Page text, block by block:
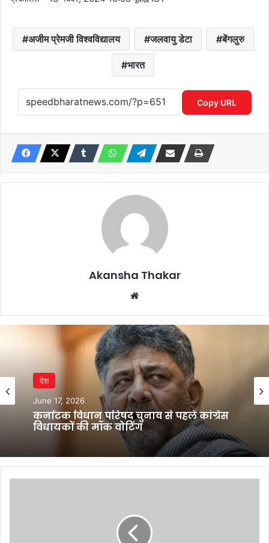
अजीम प्रेमजी विश्वविद्यालय जलवायु डेटा बेंगलुरु
भारत
Copy URL
Akansha Thakar
देश
June 17, 2026
कर्नाटक विधान परिषद चुनाव से पहले कांग्रेस
विधायकों की मॉक वोटिंग